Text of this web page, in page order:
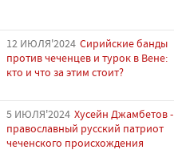
12 ИЮЛЯ'2024 Сирийские банды
против чеченцев и турок в Вене:
кто и что за этим стоит?
5 ИЮЛЯ'2024 Хусейн Джамбетов -
православный русский патриот
чеченского происхождения